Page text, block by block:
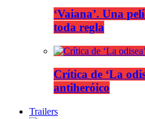
‘Vaiana’. Una
toda regla
Crítica de ‘La
antiheróico
Trailers